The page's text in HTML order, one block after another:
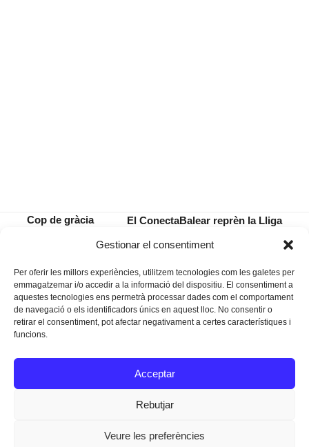
Gestionar el consentiment
Per oferir les millors experiències, utilitzem tecnologies com les galetes per
emmagatzemar i/o accedir a la informació del dispositiu. El consentiment a
aquestes tecnologies ens permetrà processar dades com el comportament
de navegació o els identificadors únics en aquest lloc. No consentir o
retirar el consentiment, pot afectar negativament a certes característiques i
funcions.
Acceptar
Rebutjar
Veure les preferències
Cop de gràcia
next
El ConectaBalear reprèn la Lliga
Instagram
Facebook
Twitter
Texts Legals